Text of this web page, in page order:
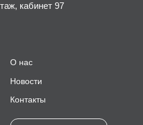
О нас
Новости
Контакты
кабинет 97